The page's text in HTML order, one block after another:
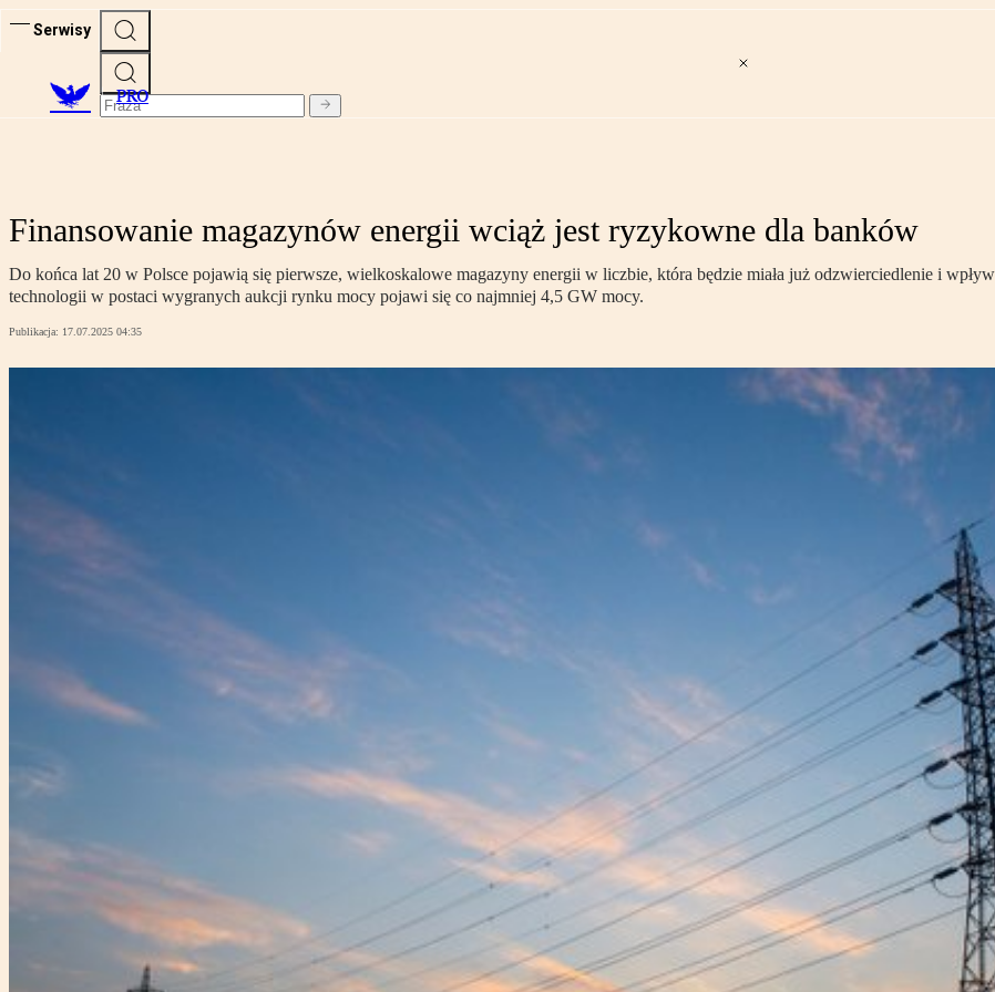
Serwisy
PRO
Finansowanie magazynów energii wciąż jest ryzykowne dla banków
Do końca lat 20 w Polsce pojawią się pierwsze, wielkoskalowe magazyny energii w liczbie, która będzie miała już odzwierciedlenie i
technologii w postaci wygranych aukcji rynku mocy pojawi się co najmniej 4,5 GW mocy.
Publikacja: 17.07.2025 04:35